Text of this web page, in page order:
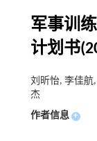
军事训
计划书
刘昕怡, 李佳航
杰
作者信息 +